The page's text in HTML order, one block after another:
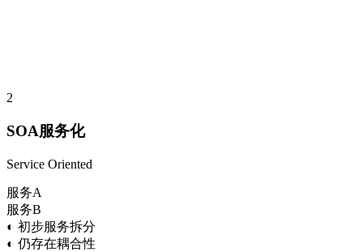
2
SOA服务化
Service Oriented
服务A
服务B
◐ 初步服务拆分
◐ 仍存在耦合性